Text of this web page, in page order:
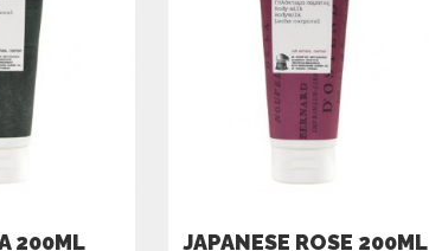
200ML JAPANESE ROSE 200ML